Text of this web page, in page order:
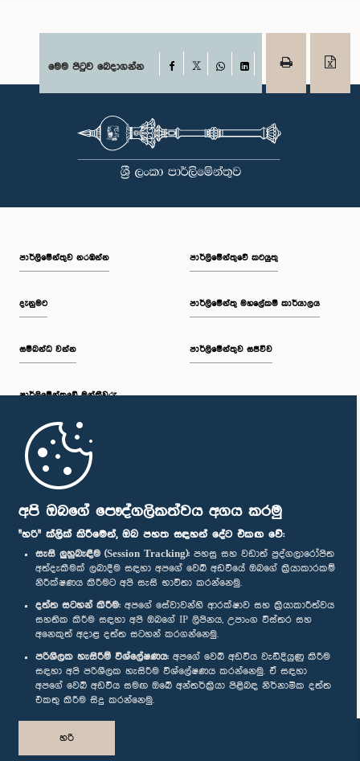
අපි ඔබගේ පෞද්ගලිකත්වය අගය කරමු
"හරි" ක්ලික් කිරීමෙන්, ඔබ පහත සඳහන් දේට එකඟ වේ:
සැසි ලුහුබැඳීම (Session Tracking): පහසු සහ වඩාත් පුද්ගලාරෝපිත
අත්දැකීමක් ලබාදීම සඳහා අපගේ වෙබ් අඩවියේ ඔබගේ ක්‍රියාකාරකම්
නිරීක්ෂණය කිරීමට අපි සැසි භාවිතා කරන්නෙමු.
දත්ත සටහන් කිරීම: අපගේ සේවාවන්හි ආරක්ෂාව සහ ක්‍රියාකාරීත්වය
සහතික කිරීම සඳහා අපි ඔබගේ IP ලිපිනය, උපාංග විස්තර සහ
අනෙකුත් අදාළ දත්ත සටහන් කරගන්නෙමු.
පරිශීලක හැසිරීම් විශ්ලේෂණය: අපගේ වෙබ් අඩවිය වැඩිදියුණු කිරීම
සඳහා අපි පරිශීලක හැසිරීම විශ්ලේෂණය කරන්නෙමු. ඒ සඳහා
අපගේ වෙබ් අඩවිය සමඟ ඔබේ අන්තර්ක්‍රියා පිළිබඳ නිර්නාමික දත්ත
එකතු කිරීම සිදු කරන්නෙමු.
හරි
මෙම පිටුව බෙදාගන්න Facebook
WhatsAppLinkedIn
පාර්ලි‌මේන්තුව නරඹන්න
දැනුමට
සම්බන්ධ වන්න
පාර්ලි‌මේන්තුවේ මන්ත්‍රීවරු
මුල් පිටුව
පාර්ලිමේන්තුවේ කටයුතු
පාර්ලිමේන්තු මහලේකම් කාර්යාලය
පාර්ලිමේන්තුව සජීවීව
පාර්ලිමේන්තු ජංගම යෙදුම
අප හා සම්බන්ධ වී සිටින්න :
සම්මාන
පෞද්ගලිකත්ව ප්‍රතිපත්තිය